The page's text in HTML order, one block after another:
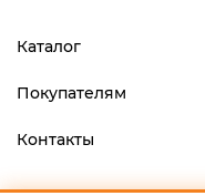
Каталог
Покупателям
Контакты